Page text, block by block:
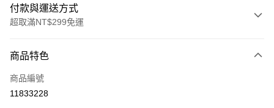
付款與運送方式
超取滿NT$299免運
信用卡一次付款
超商取貨付款
商品特色
商品編號
11833228